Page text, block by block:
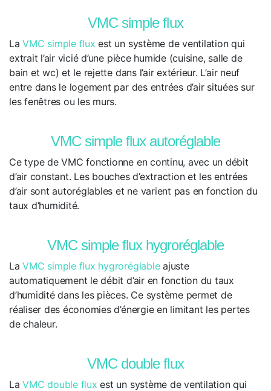
VMC simple flux
LaVMC simple flux est un système de ventilation qui
extrait l’air vicié d’une pièce humide (cuisine, salle de
bain et wc) et le rejette dans l’air extérieur. L’air neuf
entre dans le logement par des entrées d’air situées sur
les fenêtres ou les murs.
VMC simple flux autoréglable
Ce type de VMC fonctionne en continu, avec un débit
d’air constant. Les bouches d’extraction et les entrées
d’air sont autoréglables et ne varient pas en fonction du
taux d’humidité.
VMC simple flux hygroréglable
LaVMC simple flux hygroréglableajuste
automatiquement le débit d’air en fonction du taux
d’humidité dans les pièces. Ce système permet de
réaliser des économies d’énergie en limitant les pertes
de chaleur.
VMC double flux
LaVMC double flux est un système de ventilation qui